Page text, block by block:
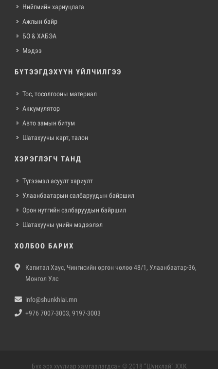
Нийгмийн хариуцлага
Ажлын байр
БО & ХАБЭА
Мэдээ
БҮТЭЭГДЭХҮҮН ҮЙЛЧИЛГЭЭ
Тос, тосолгооны материал
Аккумулятор
Авто замын битум
Шатахууны карт, талон
ХЭРЭГЛЭГЧ ТАНД
Түгээмэл асуулт хариулт
Улаанбаатарын салбаруудын байршил
Орон нутгийн салбаруудын байршил
Шатахууны үнийн мэдээлэл
ХОЛБОО БАРИХ
Капитал Хаус, Чингисийн өргөн чөлөө 48/1, Улаанбаатар-36,
Монгол Улс
info@shunkhlai.mn
+976 7007-3003, 9197-3003
Бүх эрх хуулиар хамгаалагдсан © 2018 “Шунхлай” ХХК